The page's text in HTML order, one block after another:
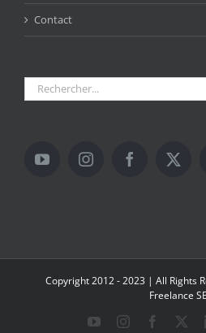
Contact
Rechercher:
Copyright 2012 - 2023 | All Rights
Freelance
YouTubeInstagramFacebook